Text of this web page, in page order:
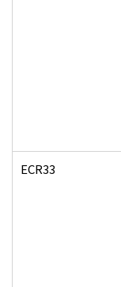
ECR33